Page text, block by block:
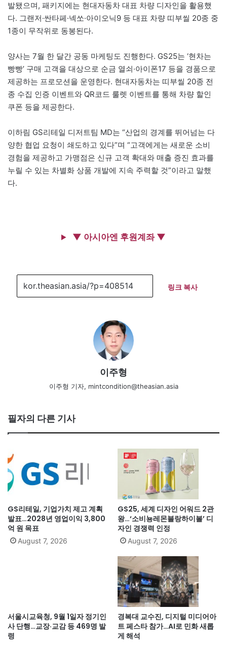
발됐으며, 패키지에는 현대자동차 대표 차량 디자인을 활용했
다. 그랜저·싼타페·넥쏘·아이오닉9 등 대표 차량 띠부씰 20종 중
1종이 무작위로 동봉된다.
양사는 7월 한 달간 공동 마케팅도 진행한다. GS25는 ‘현차는
빵빵’ 구매 고객을 대상으로 순금 열쇠·아이폰17 등을 경품으로
제공하는 프로모션을 운영한다. 현대자동차는 띠부씰 20종 전
종 수집 인증 이벤트와 QR코드 룰렛 이벤트를 통해 차량 할인
쿠폰 등을 제공한다.
이하림 GS리테일 디저트팀 MD는 “산업의 경계를 뛰어넘는 다
양한 협업 요청이 쇄도하고 있다”며 “고객에게는 새로운 소비
경험을 제공하고 가맹점은 신규 고객 확대와 매출 증진 효과를
누릴 수 있는 차별화 상품 개발에 지속 주력할 것”이라고 말했
다.
▼ 아시아엔 후원계좌 ▼
링크 복사
이주형
이주형 기자, mintcondition@theasian.asia
필자의 다른 기사
GS리테일, 기업가치 제고 계획
발표…2028년 영업이익 3,800
억 원 목표
August 7, 2026
GS25, 세계 디자인 어워드 2관
왕…‘소비뇽레몬블랑하이볼’ 디
자인 경쟁력 인정
August 7, 2026
서울시교육청, 9월 1일자 정기인
사 단행…교장·교감 등 469명 발
령
경복대 교수진, 디지털 미디어아
트 페스타 참가…AI로 민화 새롭
게 해석